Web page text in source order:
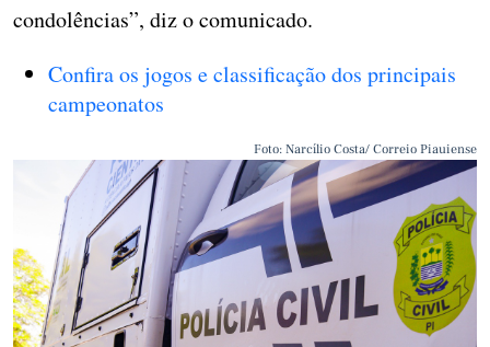
condolências”, diz o comunicado.
Confira os jogos e classificação dos principais
campeonatos
Foto: Narcílio Costa/ Correio Piauiense